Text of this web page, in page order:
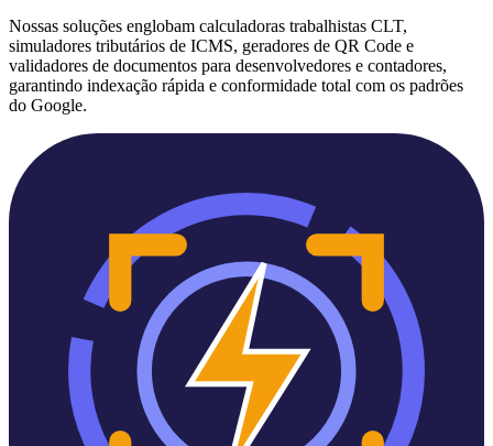
Nossas soluções englobam calculadoras trabalhistas CLT,
simuladores tributários de ICMS, geradores de QR Code e
validadores de documentos para desenvolvedores e contadores,
garantindo indexação rápida e conformidade total com os padrões
do Google.